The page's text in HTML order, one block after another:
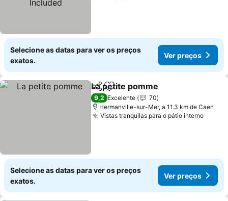
Selecione as datas para ver os preços
exatos.
Ver preços
PartilharAdicionar aos favoritos
La petite pomme
9,2 Excelente
70
Hermanville-sur-Mer, a 11.3 km de Caen
Vistas tranquilas para o pátio interno
Selecione as datas para ver os preços
exatos.
Ver preços